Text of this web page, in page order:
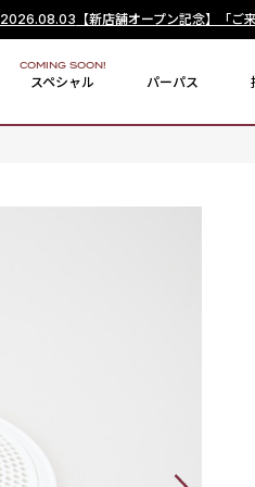
2026.08.03 【新店舗オープン記念】「
スペシャル
COMING SOON!
パーパス